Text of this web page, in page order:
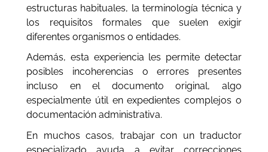
estructuras habituales, la terminología técnica y
los requisitos formales que suelen exigir
diferentes organismos o entidades.
Además, esta experiencia les permite detectar
posibles incoherencias o errores presentes
incluso en el documento original, algo
especialmente útil en expedientes complejos o
documentación administrativa.
En muchos casos, trabajar con un traductor